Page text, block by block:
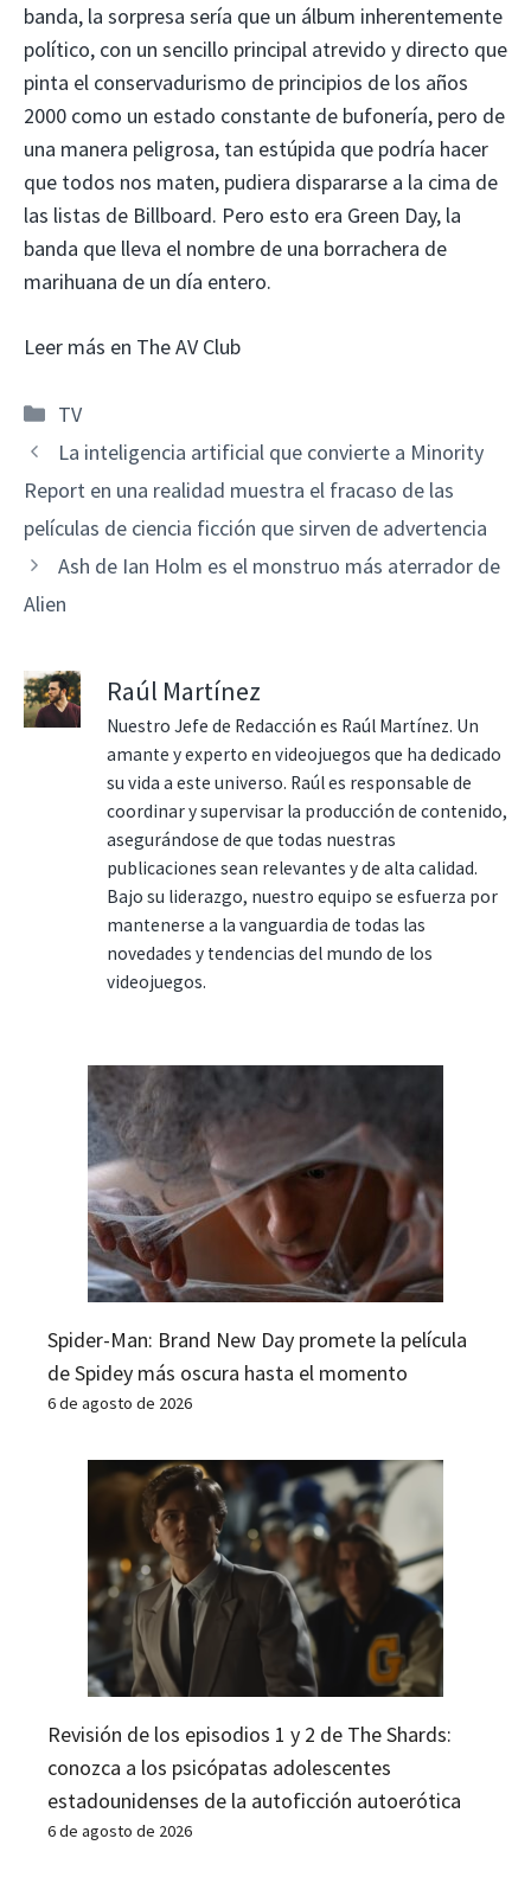
banda, la sorpresa sería que un álbum inherentemente
político, con un sencillo principal atrevido y directo que
pinta el conservadurismo de principios de los años
2000 como un estado constante de bufonería, pero de
una manera peligrosa, tan estúpida que podría hacer
que todos nos maten, pudiera dispararse a la cima de
las listas de Billboard. Pero esto era Green Day, la
banda que lleva el nombre de una borrachera de
marihuana de un día entero.
Leer más en The AV Club
Categorías
TV
La inteligencia artificial que convierte a Minority
Report en una realidad muestra el fracaso de las
películas de ciencia ficción que sirven de advertencia
Ash de Ian Holm es el monstruo más aterrador de
Alien
Raúl Martínez
Nuestro Jefe de Redacción es Raúl Martínez. Un
amante y experto en videojuegos que ha dedicado
su vida a este universo. Raúl es responsable de
coordinar y supervisar la producción de contenido,
asegurándose de que todas nuestras
publicaciones sean relevantes y de alta calidad.
Bajo su liderazgo, nuestro equipo se esfuerza por
mantenerse a la vanguardia de todas las
novedades y tendencias del mundo de los
videojuegos.
Spider-Man: Brand New Day promete la película
de Spidey más oscura hasta el momento
6 de agosto de 2026
Revisión de los episodios 1 y 2 de The Shards:
conozca a los psicópatas adolescentes
estadounidenses de la autoficción autoerótica
6 de agosto de 2026